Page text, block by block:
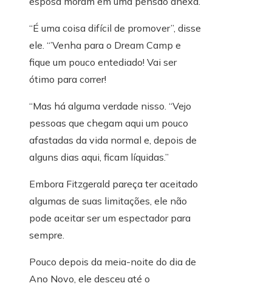
“É uma coisa difícil de promover”, disse
ele. “’Venha para o Dream Camp e
fique um pouco entediado! Vai ser
ótimo para correr!
“Mas há alguma verdade nisso. “Vejo
pessoas que chegam aqui um pouco
afastadas da vida normal e, depois de
alguns dias aqui, ficam líquidas.”
Embora Fitzgerald pareça ter aceitado
algumas de suas limitações, ele não
pode aceitar ser um espectador para
sempre.
Pouco depois da meia-noite do dia de
Ano Novo, ele desceu até o